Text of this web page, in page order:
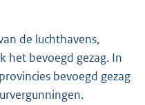
de luchthavens,
het bevoegd gezag. In
bevoegd gezag